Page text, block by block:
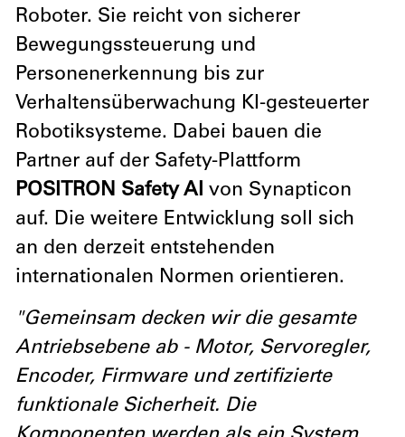
Roboter. Sie reicht von sicherer
Bewegungssteuerung und
Personenerkennung bis zur
Verhaltensüberwachung KI-gesteuerter
Robotiksysteme. Dabei bauen die
Partner auf der Safety-Plattform
POSITRON Safety AI von Synapticon
auf. Die weitere Entwicklung soll sich
an den derzeit entstehenden
internationalen Normen orientieren.
"Gemeinsam decken wir die gesamte
Antriebsebene ab - Motor, Servoregler,
Encoder, Firmware und zertifizierte
funktionale Sicherheit. Die